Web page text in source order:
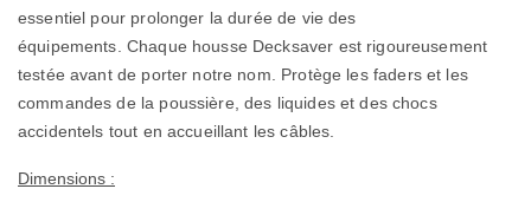
essentiel pour prolonger la durée de vie des
équipements. Chaque housse Decksaver est rigoureusement
testée avant de porter notre nom. Protège les faders et les
commandes de la poussière, des liquides et des chocs
accidentels tout en accueillant les câbles.
Dimensions :